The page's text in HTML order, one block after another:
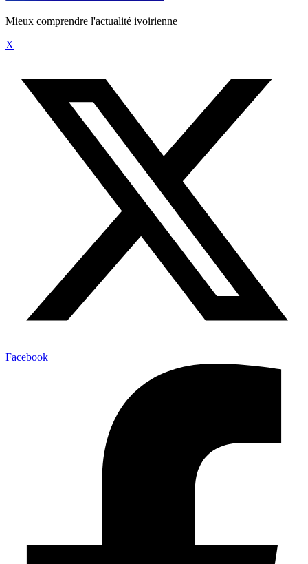
Mieux comprendre l'actualité ivoirienne
X
Facebook